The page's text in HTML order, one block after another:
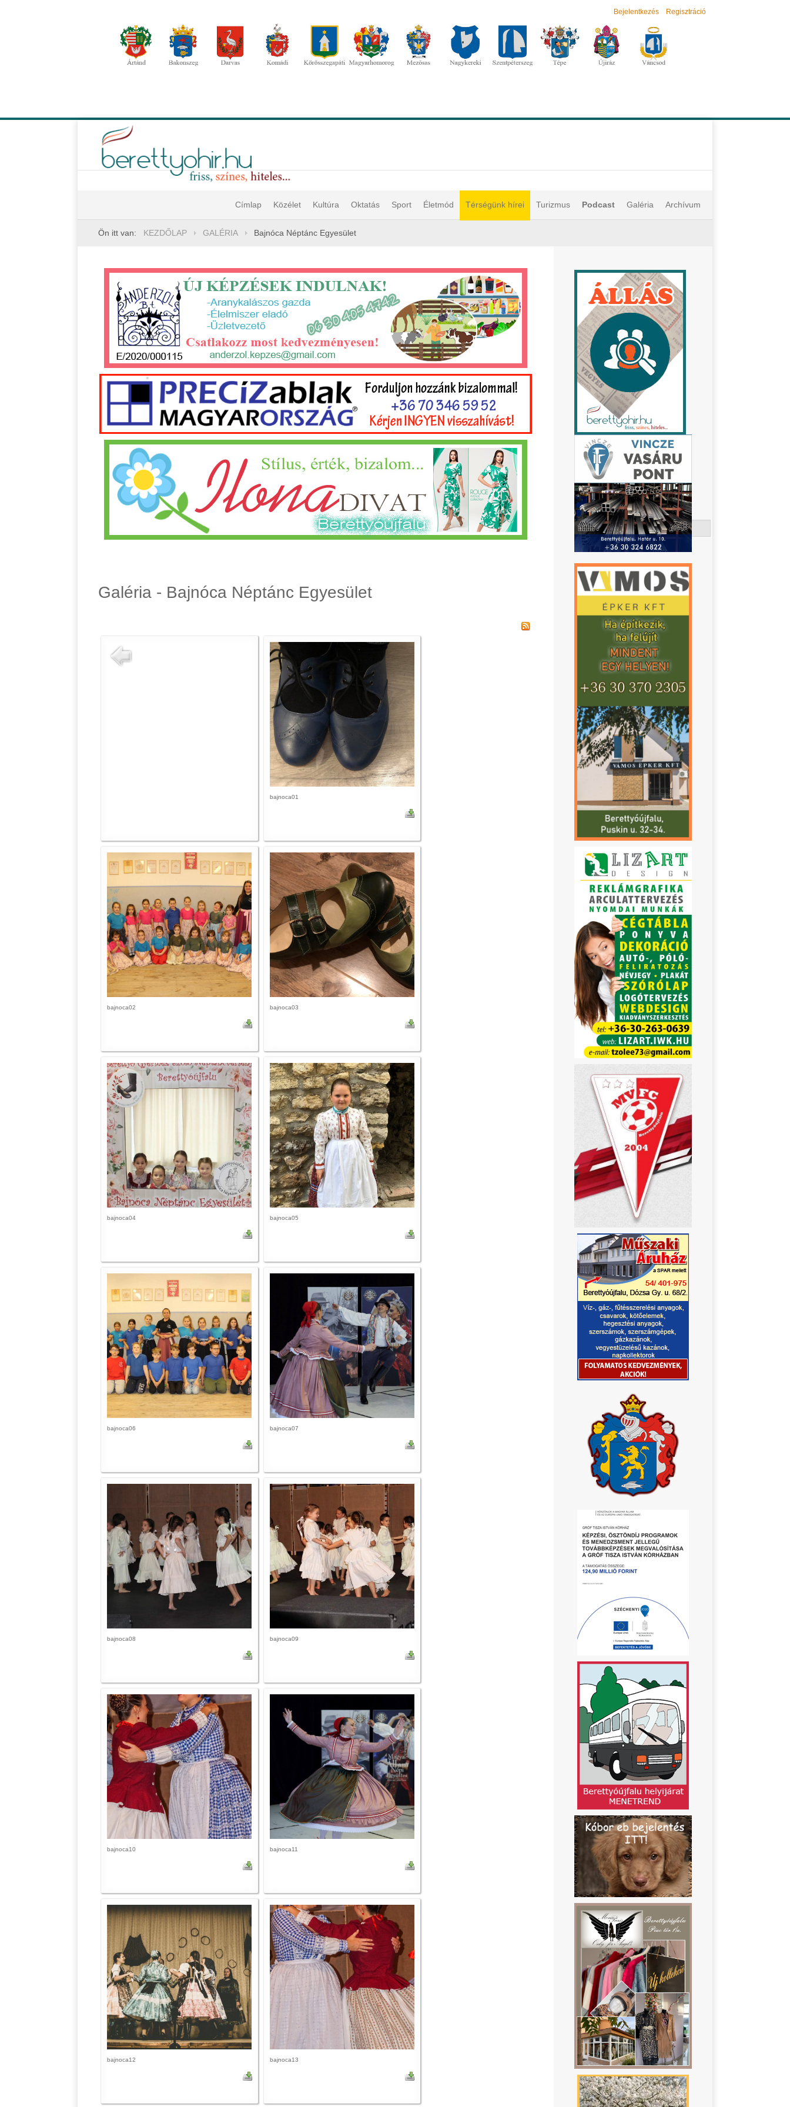
Bejelentkezés Regisztráció
Címlap Közélet Kultúra Oktatás Sport Életmód Térségünk hírei Turizmus Podcast Galéria Archívum
Ön itt van: KEZDŐLAP GALÉRIA Bajnóca Néptánc Egyesület
Keresés
Galéria - Bajnóca Néptánc Egyesület
bajnoca01
bajnoca02 bajnoca03
bajnoca04 bajnoca05
bajnoca06 bajnoca07
bajnoca08 bajnoca09
bajnoca10 bajnoca11
bajnoca12 bajnoca13